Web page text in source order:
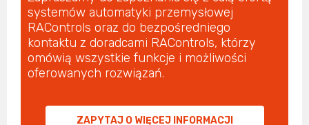
systemów automatyki przemysłowej
RAControls oraz do bezpośredniego
kontaktu z doradcami RAControls, którzy
omówią wszystkie funkcje i możliwości
oferowanych rozwiązań.
ZAPYTAJ O WIĘCEJ INFORMACJI